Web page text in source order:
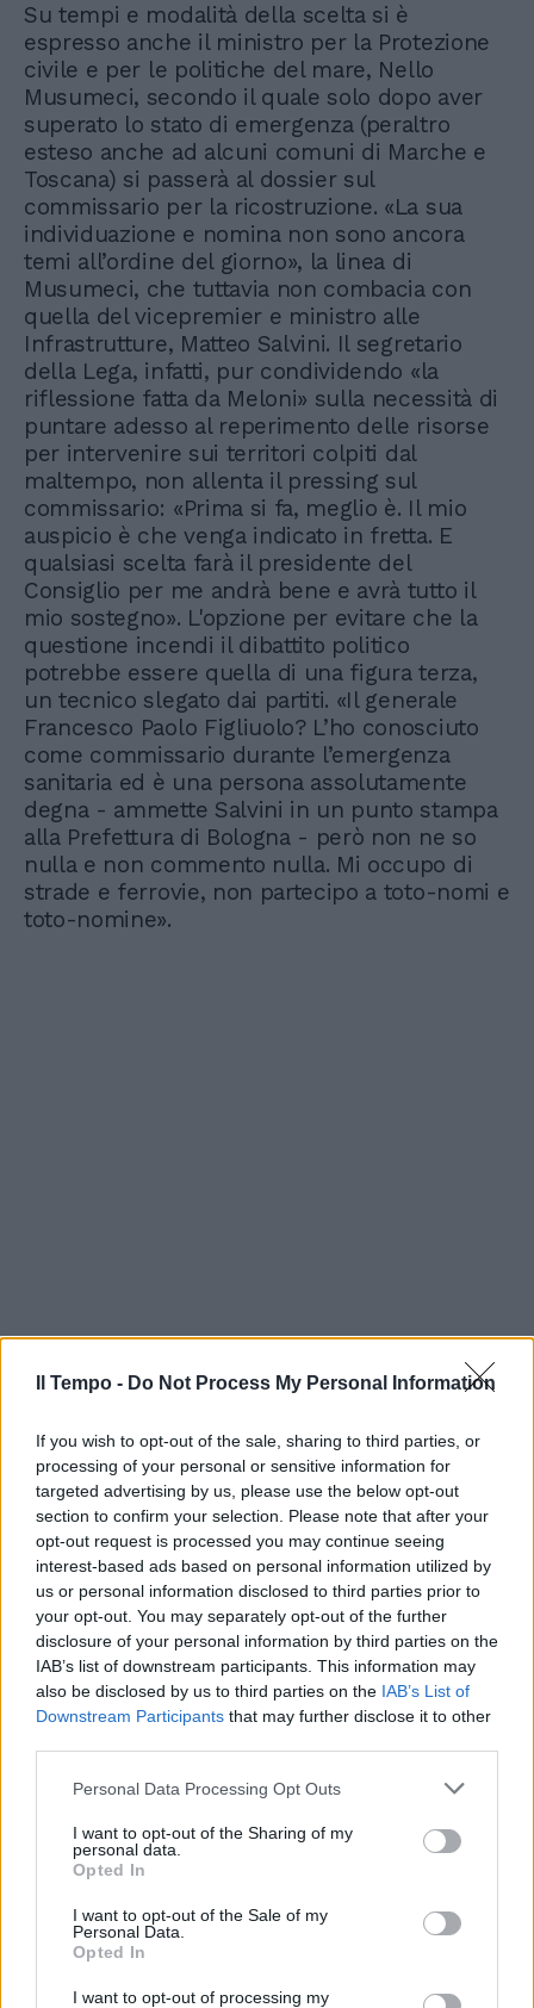
Il Tempo - Do Not Process My Personal Information
If you wish to opt-out of the sale, sharing to third parties, or
processing of your personal or sensitive information for
targeted advertising by us, please use the below opt-out
section to confirm your selection. Please note that after your
opt-out request is processed you may continue seeing
interest-based ads based on personal information utilized by
us or personal information disclosed to third parties prior to
your opt-out. You may separately opt-out of the further
disclosure of your personal information by third parties on the
IAB’s list of downstream participants. This information may
also be disclosed by us to third parties on the IAB’s List of
Downstream Participants that may further disclose it to other
Personal Data Processing Opt Outs
I want to opt-out of the Sharing of my
personal data.
Opted In
I want to opt-out of the Sale of my
Personal Data.
Opted In
I want to opt-out of processing my
Su tempi e modalità della scelta si è
espresso anche il ministro per la Protezione
civile e per le politiche del mare, Nello
Musumeci, secondo il quale solo dopo aver
superato lo stato di emergenza (peraltro
esteso anche ad alcuni comuni di Marche e
Toscana) si passerà al dossier sul
commissario per la ricostruzione. «La sua
individuazione e nomina non sono ancora
temi all’ordine del giorno», la linea di
Musumeci, che tuttavia non combacia con
quella del vicepremier e ministro alle
Infrastrutture, Matteo Salvini. Il segretario
della Lega, infatti, pur condividendo «la
riflessione fatta da Meloni» sulla necessità di
puntare adesso al reperimento delle risorse
per intervenire sui territori colpiti dal
maltempo, non allenta il pressing sul
commissario: «Prima si fa, meglio è. Il mio
auspicio è che venga indicato in fretta. E
qualsiasi scelta farà il presidente del
Consiglio per me andrà bene e avrà tutto il
mio sostegno». L'opzione per evitare che la
questione incendi il dibattito politico
potrebbe essere quella di una figura terza,
un tecnico slegato dai partiti. «Il generale
Francesco Paolo Figliuolo? L’ho conosciuto
come commissario durante l’emergenza
sanitaria ed è una persona assolutamente
degna - ammette Salvini in un punto stampa
alla Prefettura di Bologna - però non ne so
nulla e non commento nulla. Mi occupo di
strade e ferrovie, non partecipo a toto-nomi e
toto-nomine».